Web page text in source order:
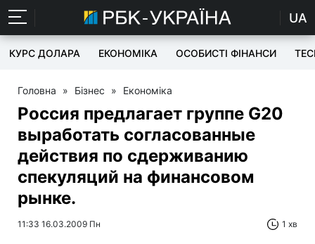
UA
КУРС ДОЛАРА ЕКОНОМІКА ОСОБИСТІ ФІНАНСИ
Головна » Бізнес » Економіка
Роcсия предлагает группе G20
выработать согласованные
действия по сдерживанию
спекуляций на финансовом
рынке.
11:33 16.03.2009 Пн 1 хв